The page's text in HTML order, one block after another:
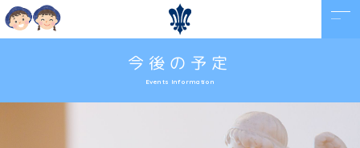
今後の予定
Events Information